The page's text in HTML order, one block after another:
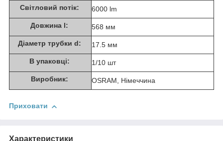
Світловий потік: 6000 lm
Довжина l: 568 мм
Діаметр трубки d: 17.5 мм
В упаковці: 1/10 шт
Виробник: OSRAM, Німеччина
Приховати
Характеристики